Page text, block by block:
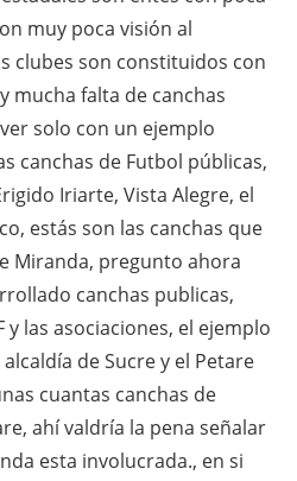
muy poca visión al
clubes son constituidos con
mucha falta de canchas
solo con un ejemplo
canchas de Futbol públicas,
Iriarte, Vista Alegre, el
estás son las canchas que
Miranda, pregunto ahora
canchas publicas,
y las asociaciones, el ejemplo
de Sucre y el Petare
cuantas canchas de
ahí valdría la pena señalar
esta involucrada., en si